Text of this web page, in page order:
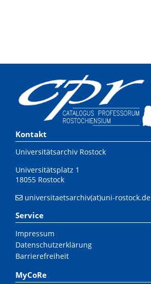
Kontakt
Universitätsarchiv Rostock
Universitätsplatz 1
18055 Rostock
universitaetsarchiv(at)uni-rostock.de
Service
Impressum
Datenschutzerklärung
Barrierefreiheit
MyCoRe